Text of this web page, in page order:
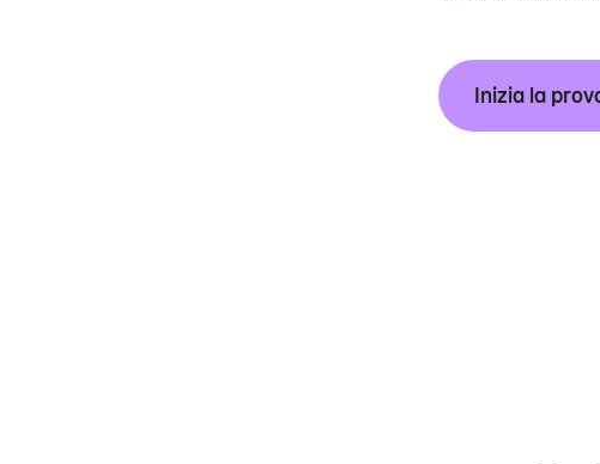
Inizia la